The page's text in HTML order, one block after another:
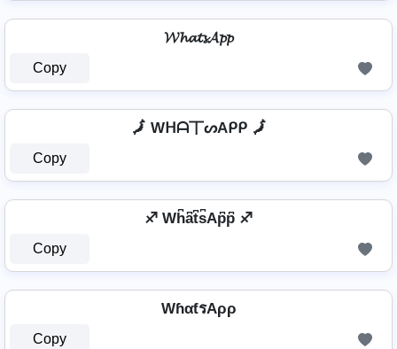
𝓦𝓱𝓪𝓽𝓼𝓐𝓹𝓹
Copy
🗾 Wᕼᗩ丅ᔕAᑭᑭ 🗾
Copy
♐ Wh͆a͆t͆s͆Ap͆p͆ ♐
Copy
WɦαƭรAρρ
Copy